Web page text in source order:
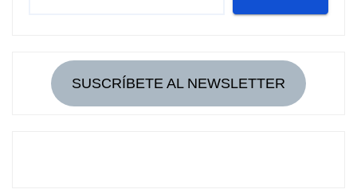
SUSCRÍBETE AL NEWSLETTER